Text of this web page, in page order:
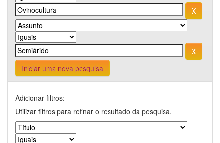
Iniciar uma nova pesquisa
Adicionar filtros:
Utilizar filtros para refinar o resultado da pesquisa.